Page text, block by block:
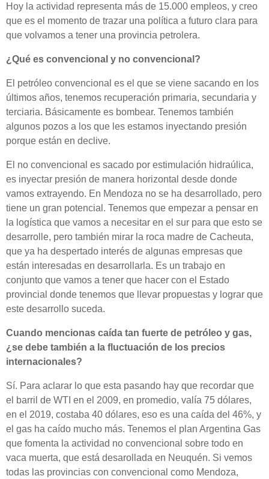
Hoy la actividad representa más de 15.000 empleos, y creo
que es el momento de trazar una política a futuro clara para
que volvamos a tener una provincia petrolera.
¿Qué es convencional y no convencional?
El petróleo convencional es el que se viene sacando en los
últimos años, tenemos recuperación primaria, secundaria y
terciaria. Básicamente es bombear. Tenemos también
algunos pozos a los que les estamos inyectando presión
porque están en declive.
El no convencional es sacado por estimulación hidraúlica,
es inyectar presión de manera horizontal desde donde
vamos extrayendo. En Mendoza no se ha desarrollado, pero
tiene un gran potencial. Tenemos que empezar a pensar en
la logística que vamos a necesitar en el sur para que esto se
desarrolle, pero también mirar la roca madre de Cacheuta,
que ya ha despertado interés de algunas empresas que
están interesadas en desarrollarla. Es un trabajo en
conjunto que vamos a tener que hacer con el Estado
provincial donde tenemos que llevar propuestas y lograr que
este desarrollo suceda.
Cuando mencionas caída tan fuerte de petróleo y gas,
¿se debe también a la fluctuación de los precios
internacionales?
Sí. Para aclarar lo que esta pasando hay que recordar que
el barril de WTI en el 2009, en promedio, valía 75 dólares,
en el 2019, costaba 40 dólares, eso es una caída del 46%, y
el gas ha caído mucho más. Tenemos el plan Argentina Gas
que fomenta la actividad no convencional sobre todo en
vaca muerta, que está desarollada en Neuquén. Si vemos
todas las provincias con convencional como Mendoza,